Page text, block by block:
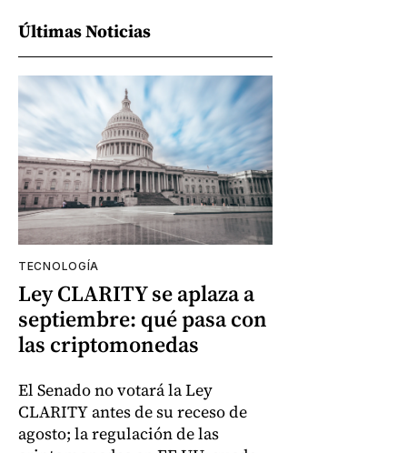
Últimas Noticias
TECNOLOGÍA
Ley CLARITY se aplaza a
septiembre: qué pasa con
las criptomonedas
El Senado no votará la Ley
CLARITY antes de su receso de
agosto; la regulación de las